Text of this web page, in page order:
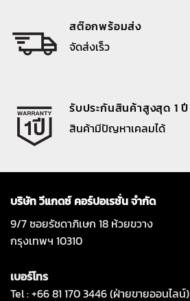
สต๊อกพร้อมส่ง
จัดส่งเร็ว
รับประกันสินค้าสูงสุด 1 ปี
สินค้ามีปัญหาเคลมได้
บริษัท วีแกดซ์ คอร์ปอเรชั่น จำกัด
9/7 ซอยรัชดาภิเษก 18 ห้วยขวาง
กรุงเทพฯ 10310
เบอร์โทร
Tel : +66 81 170 3446 (ฝ่ายขายออนไลน์)